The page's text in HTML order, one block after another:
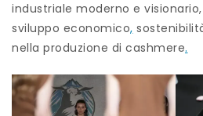
industriale moderno e
sviluppo economico,
nella produzione di cashmere.